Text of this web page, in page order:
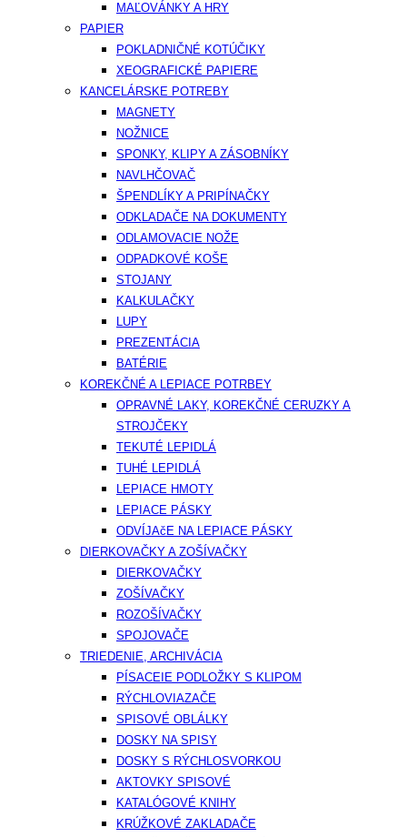
MAĽOVÁNKY A HRY
PAPIER
POKLADNIČNÉ KOTÚČIKY
XEOGRAFICKÉ PAPIERE
KANCELÁRSKE POTREBY
MAGNETY
NOŽNICE
SPONKY, KLIPY A ZÁSOBNÍKY
NAVLHČOVAČ
ŠPENDLÍKY A PRIPÍNAČKY
ODKLADAČE NA DOKUMENTY
ODLAMOVACIE NOŽE
ODPADKOVÉ KOŠE
STOJANY
KALKULAČKY
LUPY
PREZENTÁCIA
BATÉRIE
KOREKČNÉ A LEPIACE POTRBEY
OPRAVNÉ LAKY, KOREKČNÉ CERUZKY A
STROJČEKY
TEKUTÉ LEPIDLÁ
TUHÉ LEPIDLÁ
LEPIACE HMOTY
LEPIACE PÁSKY
ODVÍJAčE NA LEPIACE PÁSKY
DIERKOVAČKY A ZOŠÍVAČKY
DIERKOVAČKY
ZOŠÍVAČKY
ROZOŠÍVAČKY
SPOJOVAČE
TRIEDENIE, ARCHIVÁCIA
PÍSACEIE PODLOŽKY S KLIPOM
RÝCHLOVIAZAČE
SPISOVÉ OBLÁLKY
DOSKY NA SPISY
DOSKY S RÝCHLOSVORKOU
AKTOVKY SPISOVÉ
KATALÓGOVÉ KNIHY
KRÚŽKOVÉ ZAKLADAČE